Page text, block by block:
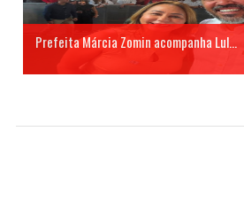
Prefeita Márcia Zomin acompanha Lul...